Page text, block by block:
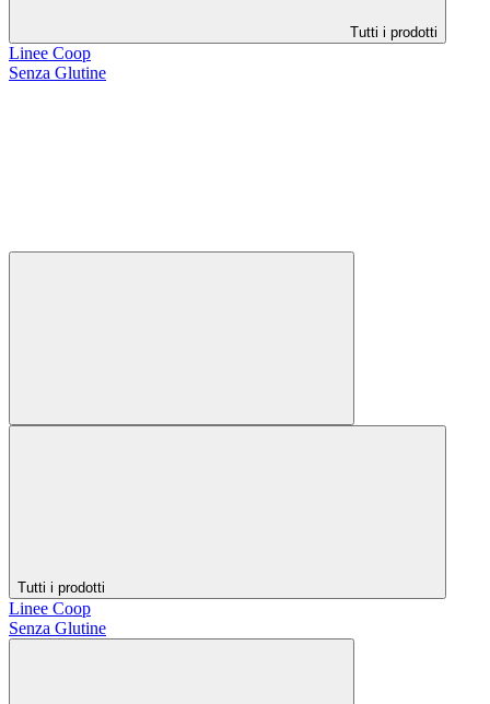
Tutti i prodotti
Linee Coop
Senza Glutine
Tutti i prodotti
Linee Coop
Senza Glutine